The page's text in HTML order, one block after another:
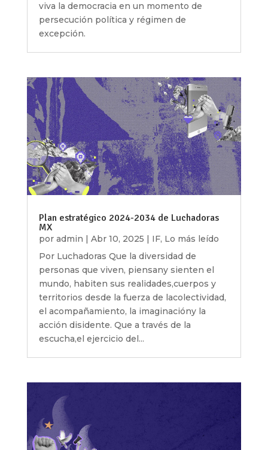
viva la democracia en un momento de
persecución política y régimen de
excepción.
Plan estratégico 2024-2034 de Luchadoras
MX
por admin | Abr 10, 2025 | IF, Lo más leído
Por Luchadoras Que la diversidad de
personas que viven, piensany sienten el
mundo, habiten sus realidades,cuerpos y
territorios desde la fuerza de lacolectividad,
el acompañamiento, la imaginacióny la
acción disidente. Que a través de la
escucha,el ejercicio del...